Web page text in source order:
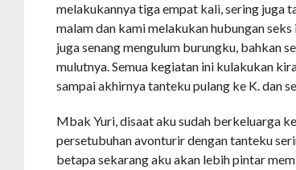
melakukannya tiga empat kali, sering juga
malam dan kami melakukan hubungan
juga senang mengulum burungku, bahkan
mulutnya. Semua kegiatan ini kulakukan
sampai akhirnya tanteku pulang ke K. dan
Mbak Yuri, disaat aku sudah berkeluarga
persetubuhan avonturir dengan tanteku
betapa sekarang aku akan lebih pintar